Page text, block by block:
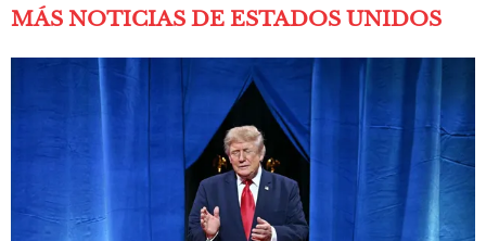
MÁS NOTICIAS DE ESTADOS UNIDOS